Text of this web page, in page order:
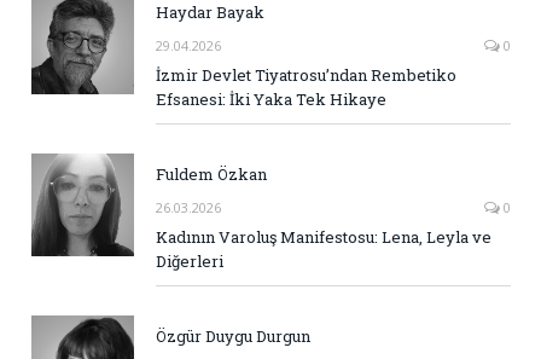
Haydar Bayak
29.04.2026 0
İzmir Devlet Tiyatrosu’ndan Rembetiko
Efsanesi: İki Yaka Tek Hikaye
Fuldem Özkan
26.03.2026 0
Kadının Varoluş Manifestosu: Lena, Leyla ve
Diğerleri
Özgür Duygu Durgun